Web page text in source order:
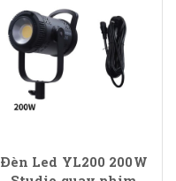
Đèn Led YL200 200W